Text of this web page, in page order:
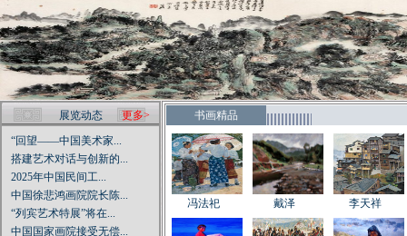
展览动态
更多>
“回望——中国美术家...
搭建艺术对话与创新的...
2025年中国民间工...
中国徐悲鸿画院院长陈...
“列宾艺术特展”将在...
中国国家画院接受无偿...
书画精品
冯法祀 戴泽 李天祥